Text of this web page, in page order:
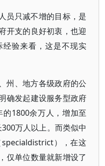
员只减不增的目标，是
开支的良好初衷，也迎
验来看，这是不现实
州、地方各级政府的公
确发起建设服务型政府
1800余万人，增加至
万人以上。而类似中
），在这
仅单位数量就新增设了